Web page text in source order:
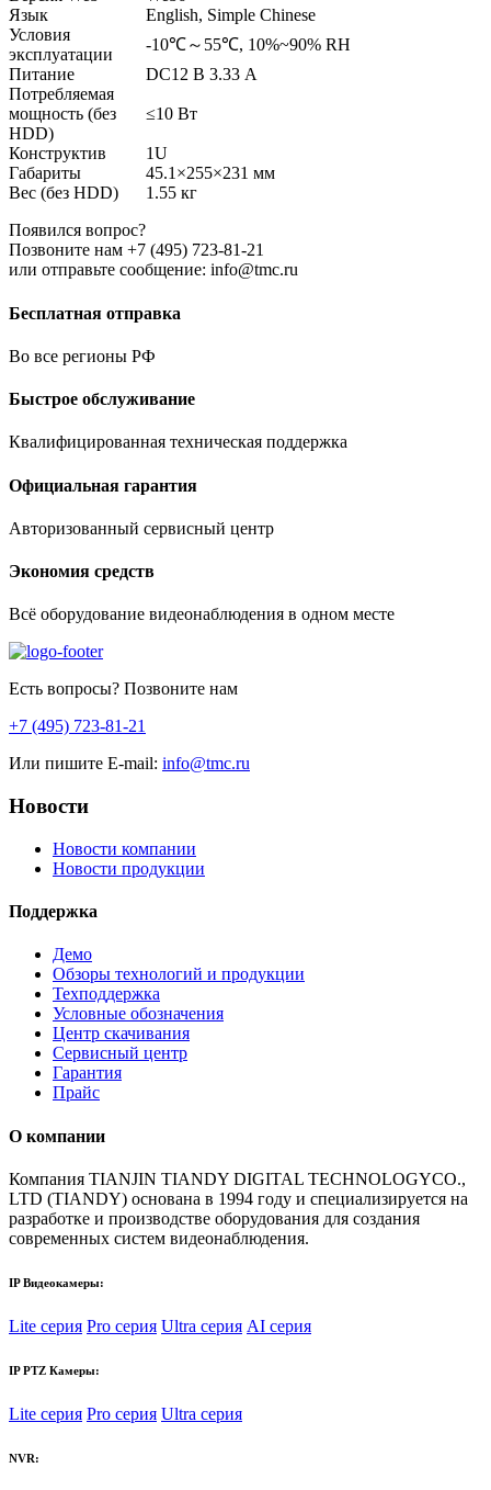
Язык
English, Simple Chinese
Условия
эксплуатации
-10℃～55℃, 10%~90% RH
Питание
DC12 В 3.33 A
Потребляемая
мощность (без
HDD)
≤10 Вт
Конструктив
1U
Габариты
45.1×255×231 мм
Вес (без HDD)
1.55 кг
Появился вопрос?
Позвоните нам +7 (495) 723-81-21
или отправьте сообщение: info@tmc.ru
Бесплатная отправка
Во все регионы РФ
Быстрое обслуживание
Квалифицированная техническая поддержка
Официальная гарантия
Авторизованный сервисный центр
Экономия средств
Всё оборудование видеонаблюдения в одном месте
Есть вопросы? Позвоните нам
+7 (495) 723-81-21
Или пишите E-mail: info@tmc.ru
Новости
Новости компании
Новости продукции
Поддержка
Демо
Обзоры технологий и продукции
Техподдержка
Условные обозначения
Центр скачивания
Сервисный центр
Гарантия
Прайс
О компании
Компания TIANJIN TIANDY DIGITAL TECHNOLOGYCO.,
LTD (TIANDY) основана в 1994 году и специализируется на
разработке и производстве оборудования для создания
современных систем видеонаблюдения.
IP Видеокамеры:
Lite серия Pro серия Ultra серия AI серия
IP PTZ Камеры:
Lite серия Pro серия Ultra серия
NVR: